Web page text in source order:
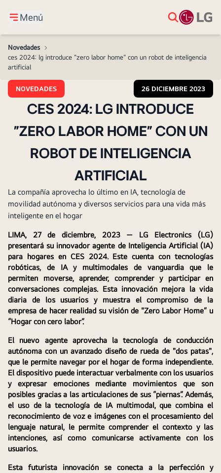
Menú
Novedades
>
ces 2024: lg introduce "zero labor home" con un robot de inteligencia
artificial
NOVEDADES 26 DICIEMBRE 2023
CES 2024: LG INTRODUCE
"ZERO LABOR HOME" CON UN
ROBOT DE INTELIGENCIA
ARTIFICIAL
La compañía aprovecha lo último en IA, tecnología de
movilidad autónoma y diversos servicios para una vida más
inteligente en el hogar
LIMA, 27 de diciembre, 2023 — LG Electronics (LG)
presentará su innovador agente de Inteligencia Artificial (IA)
para hogares en CES 2024. Este cuenta con tecnologías
robóticas, de IA y multimodales de vanguardia que le
permiten moverse, aprender, comprender y participar en
conversaciones complejas. Esta innovación mejora la vida
diaria de los usuarios y muestra el compromiso de la
empresa de hacer realidad su visión de "Zero Labor Home” u
“Hogar con cero labor”.
El nuevo agente aprovecha la tecnología de conducción
autónoma con un avanzado diseño de rueda de "dos patas",
que le permite navegar por el hogar de forma independiente.
El dispositivo puede interactuar verbalmente con los usuarios
y expresar emociones mediante movimientos que son
posibles gracias a las articulaciones de sus “piernas”. Además,
el uso de la tecnología de IA multimodal, que combina el
reconocimiento de voz e imágenes con el procesamiento del
lenguaje natural, le permite comprender el contexto y las
intenciones, así como comunicarse activamente con los
usuarios.
Esta futurista innovación se conecta a la perfección y